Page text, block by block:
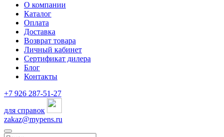
О компании
Каталог
Оплата
Доставка
Возврат товара
Личный кабинет
Сертификат дилера
Блог
Контакты
+7 926 287-51-27
для справок
zakaz@mypens.ru